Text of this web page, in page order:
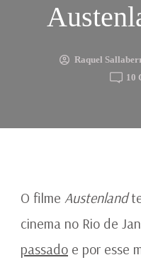
Raquel
10
O filme Austenland
cinema no Rio de
passado e por esse